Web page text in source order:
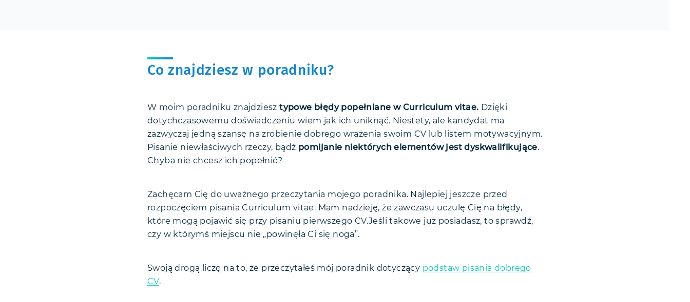
Co znajdziesz w poradniku?
W moim poradniku znajdziesztypowe błędy popełniane w Curriculum vitae. Dzięki
dotychczasowemu doświadczeniu wiem jak ich uniknąć. Niestety, ale kandydat ma
zazwyczaj jedną szansę na zrobienie dobrego wrażenia swoim CV lub listem motywacyjnym.
Pisanie niewłaściwych rzeczy, bądź pomijanie niektórych elementów jest dyskwalifikujące.
Chyba nie chcesz ich popełnić?
Zachęcam Cię do uważnego przeczytania mojego poradnika. Najlepiej jeszcze przed
rozpoczęciem pisania Curriculum vitae. Mam nadzieję, że zawczasu uczulę Cię na błędy,
które mogą pojawić się przy pisaniu pierwszego CV.Jeśli takowe już posiadasz, to sprawdź,
czy w którymś miejscu nie „powinęła Ci się noga”.
Swoją drogą liczę na to, że przeczytałeś mój poradnik dotyczący podstaw pisania dobrego
CV.